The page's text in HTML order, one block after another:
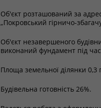
Об'єкт розташований за
„Покровський гірничо-
Об'єкт незавершеного
виконаний фундамент під
Площа земельної ділянки 0,3
Будівельна готовність 26%.